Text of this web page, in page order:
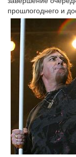
прошлогоднего и